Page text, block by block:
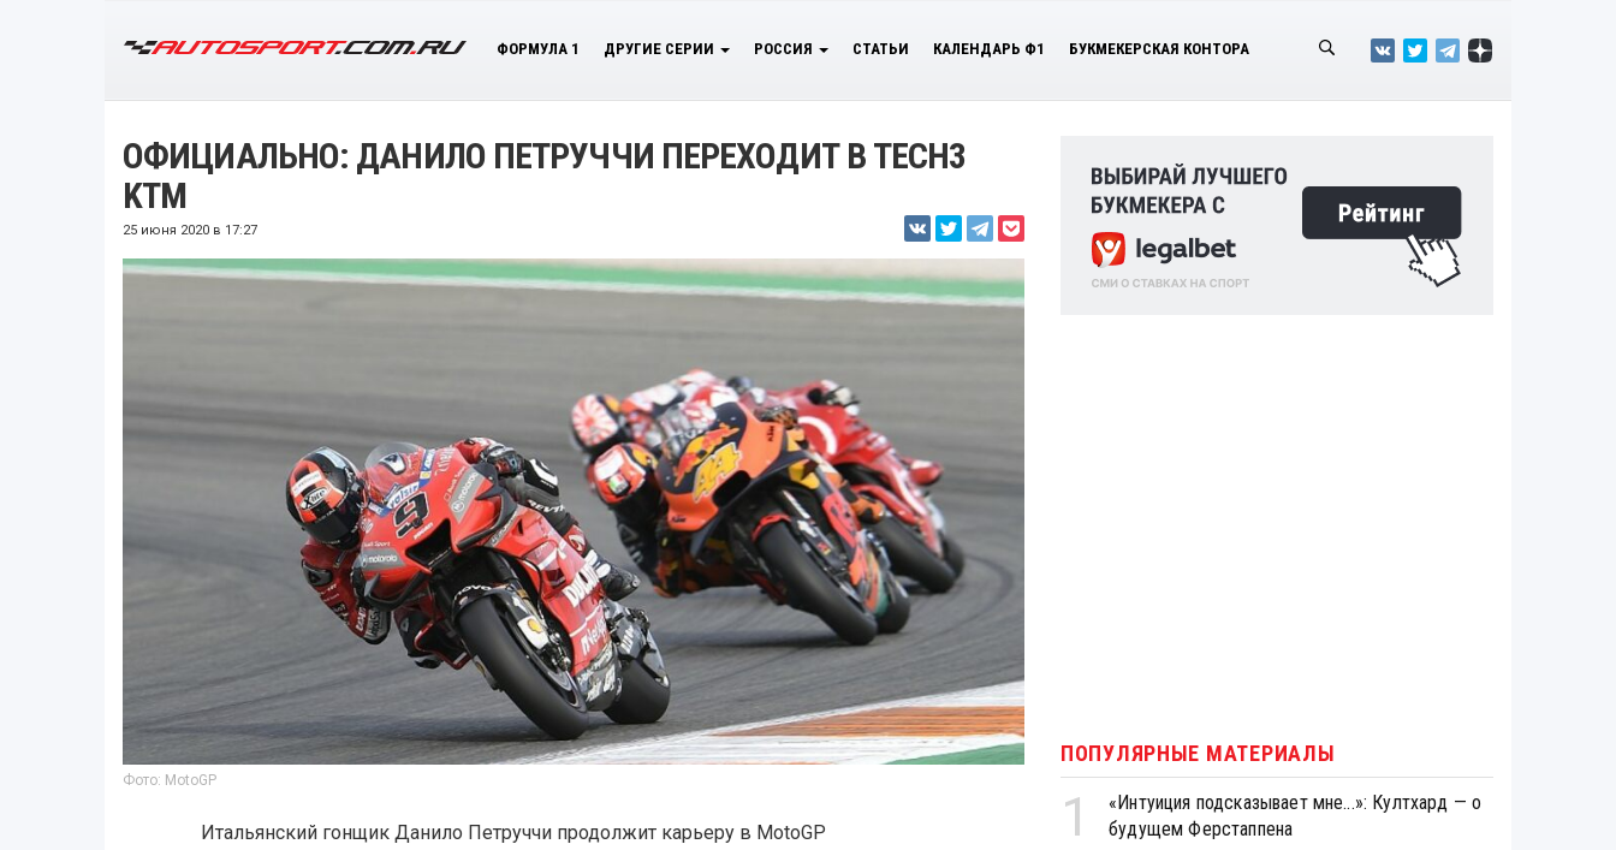
ФОРМУЛА 1 ДРУГИЕ СЕРИИ РОССИЯ СТАТЬИ КАЛЕНДАРЬ Ф1 БУКМЕКЕРСКАЯ КОНТОРА
ОФИЦИАЛЬНО: ДАНИЛО ПЕТРУЧЧИ ПЕРЕХОДИТ В TECH3
KTM
25 июня 2020 в 17:27
Фото: MotoGP
Итальянский гонщик Данило Петруччи продолжит карьеру в MotoGP
ПОПУЛЯРНЫЕ МАТЕРИАЛЫ
1
«Интуиция подсказывает мне...»: Култхард — о
будущем Ферстаппена